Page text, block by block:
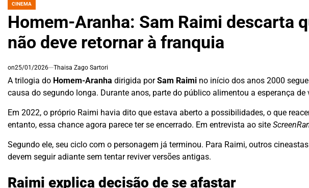
POSTED
CINEMA
Homem-Aranha: Sam Raimi descarta
não deve retornar à franquia
on25/01/2026 Thaisa Zago Sartori
A trilogia do Homem-Aranha dirigida porSam Raimi no início dos anos 2000
causa do segundo longa. Durante anos, parte do público alimentou a esperança
Em 2022, o próprio Raimi havia dito que estava aberto a possibilidades, o que
entanto, essa chance agora parece ter se encerrado. Em entrevista ao site
Segundo ele, seu ciclo com o personagem já terminou. Para Raimi, outros
devem seguir adiante sem tentar reviver versões antigas.
Raimi explica decisão de se afastar